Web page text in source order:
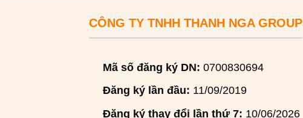
CÔNG TY TNHH THANH NGA GROUP
Mã số đăng ký DN: 0700830694
Đăng ký lần đầu: 11/09/2019
Đăng ký thay đổi lần thứ 7: 10/06/2026